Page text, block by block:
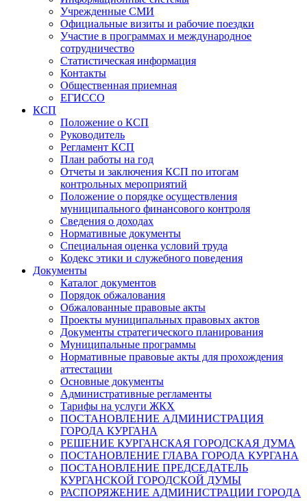
Учрежденные СМИ
Официальные визиты и рабочие поездки
Участие в программах и международное
сотрудничество
Статистическая информация
Контакты
Общественная приемная
ЕГИССО
КСП
Положение о КСП
Руководитель
Регламент КСП
План работы на год
Отчеты и заключения КСП по итогам
контрольных мероприятий
Положение о порядке осуществления
муниципального финансового контроля
Сведения о доходах
Нормативные документы
Специальная оценка условий труда
Кодекс этики и служебного поведения
Документы
Каталог документов
Порядок обжалования
Обжалованные правовые акты
Проекты муниципальных правовых актов
Документы стратегического планирования
Муниципальные программы
Нормативные правовые акты для прохождения
аттестации
Основные документы
Административные регламенты
Тарифы на услуги ЖКХ
ПОСТАНОВЛЕНИЕ АДМИНИСТРАЦИЯ
ГОРОДА КУРГАНА
РЕШЕНИЕ КУРГАНСКАЯ ГОРОДСКАЯ ДУМА
ПОСТАНОВЛЕНИЕ ГЛАВА ГОРОДА КУРГАНА
ПОСТАНОВЛЕНИЕ ПРЕДСЕДАТЕЛЬ
КУРГАНСКОЙ ГОРОДСКОЙ ДУМЫ
РАСПОРЯЖЕНИЕ АДМИНИСТРАЦИИ ГОРОДА